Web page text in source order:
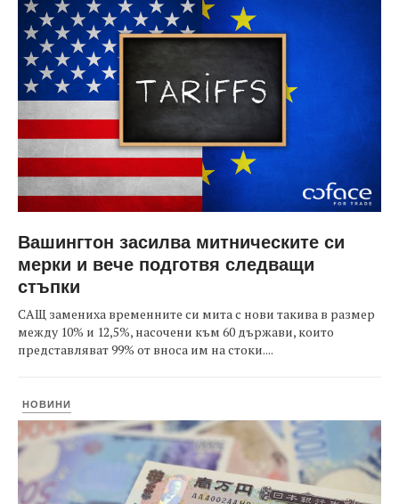
Вашингтон засилва митническите си
мерки и вече подготвя следващи
стъпки
САЩ замениха временните си мита с нови такива в размер
между 10% и 12,5%, насочени към 60 държави, които
представляват 99% от вноса им на стоки....
НОВИНИ